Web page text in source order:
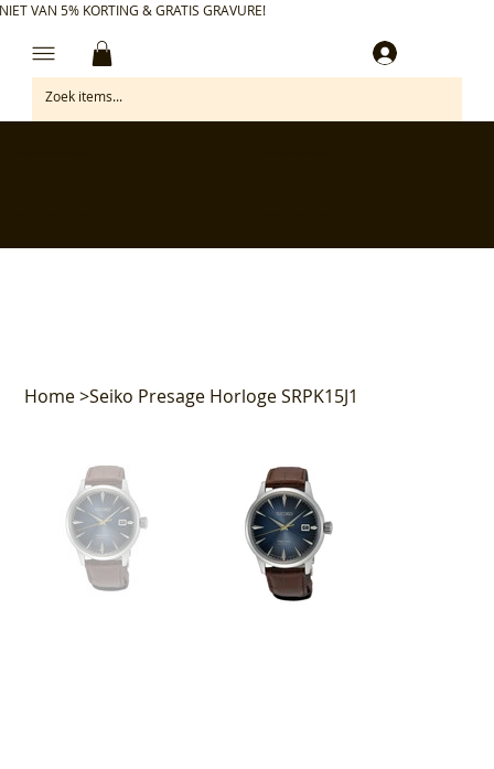
VAN 5% KORTING & GRATIS GRAVURE!
Home>Seiko Presage Horloge SRPK15J1